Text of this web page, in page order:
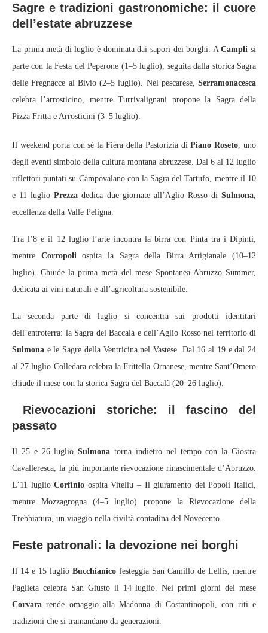
Sagre e tradizioni gastronomiche: il cuore
dell’estate abruzzese
La prima metà di luglio è dominata dai sapori dei borghi. ACampli si
parte con la Festa del Peperone (1–5 luglio), seguita dalla storica Sagra
delle Fregnacce al Bivio (2–5 luglio). Nel pescarese, Serramonacesca
celebra l’arrosticino, mentre Turrivalignani propone la Sagra della
Pizza Fritta e Arrosticini (3–5 luglio).
Il weekend porta con sé la Fiera della Pastorizia diPiano Roseto , uno
degli eventi simbolo della cultura montana abruzzese. Dal 6 al 12 luglio
riflettori puntati su Campovalano con la Sagra del Tartufo, mentre il 10
e 11 luglioPrezza dedica due giornate all’Aglio Rosso diSulmona,
eccellenza della Valle Peligna.
Tra l’8 e il 12 luglio l’arte incontra la birra con Pinta tra i Dipinti,
mentre Corropoli ospita la Sagra della Birra Artigianale (10–12
luglio). Chiude la prima metà del mese Spontanea Abruzzo Summer,
dedicata ai vini naturali e all’agricoltura sostenibile.
La seconda parte di luglio si concentra sui prodotti identitari
dell’entroterra: la Sagra del Baccalà e dell’Aglio Rosso nel territorio di
Sulmona e le Sagre della Ventricina nel Vastese. Dal 16 al 19 e dal 24
al 27 luglio Colledara celebra la Frittella Ornanese, mentre Sant’Omero
chiude il mese con la storica Sagra del Baccalà (20–26 luglio).
Rievocazioni storiche: il fascino del
passato
Il 25 e 26 luglioSulmona torna indietro nel tempo con la Giostra
Cavalleresca, la più importante rievocazione rinascimentale d’Abruzzo.
L’11 luglioCorfinio ospita Viteliu – Il giuramento dei Popoli Italici,
mentre Mozzagrogna (4–5 luglio) propone la Rievocazione della
Trebbiatura, un viaggio nella civiltà contadina del Novecento.
Feste patronali: la devozione nei borghi
Il 14 e 15 luglio Bucchianico festeggia San Camillo de Lellis, mentre
Paglieta celebra San Giusto il 14 luglio. Nei primi giorni del mese
Corvara rende omaggio alla Madonna di Costantinopoli, con riti e
tradizioni che si tramandano da generazioni.